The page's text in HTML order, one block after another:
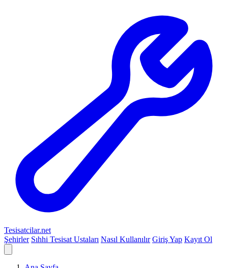
Tesisatcilar.net
Şehirler Sıhhi Tesisat Ustaları Nasıl Kullanılır Giriş Yap Kayıt Ol